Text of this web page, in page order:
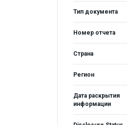
Тип документа
Номер отчета
Страна
Регион
Дата раскрытия
информации